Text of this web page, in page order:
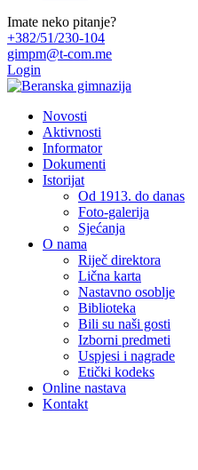
Imate neko pitanje?
+382/51/230-104
gimpm@t-com.me
Login
Novosti
Aktivnosti
Informator
Dokumenti
Istorijat
Od 1913. do danas
Foto-galerija
Sjećanja
O nama
Riječ direktora
Lična karta
Nastavno osoblje
Biblioteka
Bili su naši gosti
Izborni predmeti
Uspjesi i nagrade
Etički kodeks
Online nastava
Kontakt